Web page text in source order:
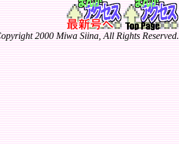
2000 Miwa Siina, All Rights Reserved.